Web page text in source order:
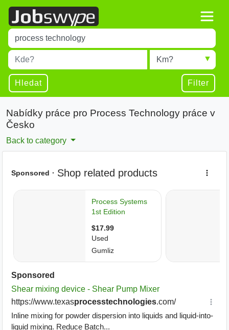
Title
Type 1 or more characters for results.
Místo
Type 1 or more characters for results.
Radius
Hledat Filter
Nabídky práce pro Process Technology práce v
Česko
Back to category